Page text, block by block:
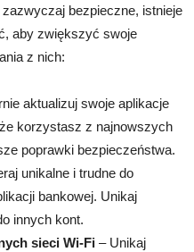
bezpieczne, istnieje
aby zwiększyć swoje
z nich:
aktualizuj swoje aplikacje
korzystasz z najnowszych
poprawki bezpieczeństwa.
unikalne i trudne do
bankowej. Unikaj
innych kont.
sieci Wi-Fi – Unikaj